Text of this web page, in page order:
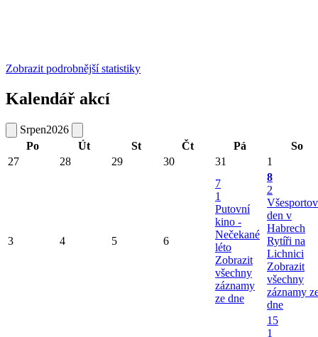
Zobrazit podrobnější statistiky
Kalendář akcí
Srpen2026
Po
Út St Čt Pá
So
27
28 29 30 31 1
3 4 5 6
7
1
Putovní
kino -
Nečekané
léto
Zobrazit
všechny
záznamy
ze dne
8
2
den v
Habrech
Rytíři na
Lichnici
Zobrazit
všechny
záznamy
dne
15
1